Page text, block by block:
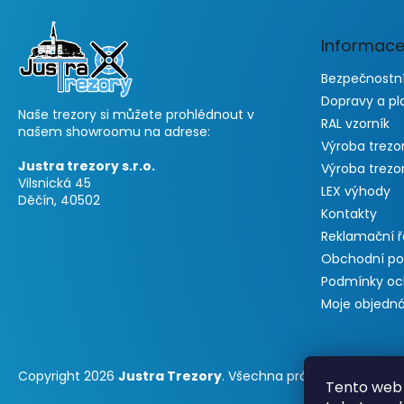
Tento
Naše trezory si můžete prohlédnout v
našem showroomu na adrese:
Justra trezory s.r.o.
Vilsnická 45
Děčín, 40502
Dopravy a
RAL vzorník
Výroba
Výroba
LEX výhody
Kontakty
Reklamační
Obchodní
Podmínky
Moje
Copyright 2026 Justra Trezory. Všechna práva vyhrazena.